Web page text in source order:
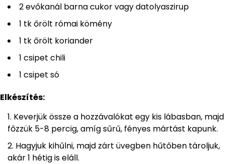
2 evőkanál barna cukor vagy datolyaszirup
1 tk őrölt római kömény
1 tk őrölt koriander
1 csipet chili
1 csipet só
Elkészítés:
Keverjük össze a hozzávalókat egy kis lábasban, majd
főzzük 5-8 percig, amíg sűrű, fényes mártást kapunk.
Hagyjuk kihűlni, majd zárt üvegben hűtőben tároljuk,
akár 1 hétig is eláll.